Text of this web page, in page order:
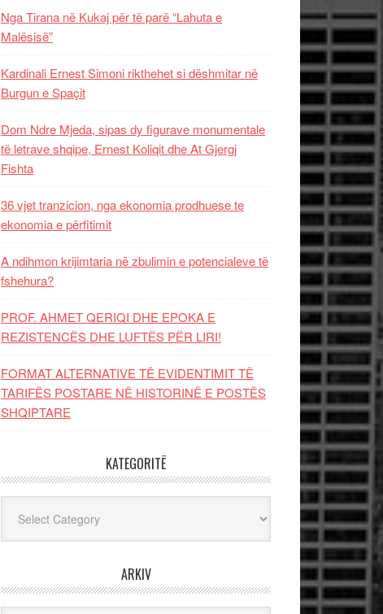
Nga Tirana në Kukaj për të parë “Lahuta e
Malësisë”
Kardinali Ernest Simoni rikthehet si dëshmitar në
Burgun e Spaçit
Dom Ndre Mjeda, sipas dy figurave monumentale
të letrave shqipe, Ernest Koliqit dhe At Gjergj
Fishta
36 vjet tranzicion, nga ekonomia prodhuese te
ekonomia e përfitimit
A ndihmon krijimtaria në zbulimin e potencialeve të
fshehura?
PROF. AHMET QERIQI DHE EPOKA E
REZISTENCЁS DHE LUFTЁS PЁR LIRI!
FORMAT ALTERNATIVE TË EVIDENTIMIT TË
TARIFËS POSTARE NË HISTORINË E POSTËS
SHQIPTARE
KATEGORITË
ARKIV